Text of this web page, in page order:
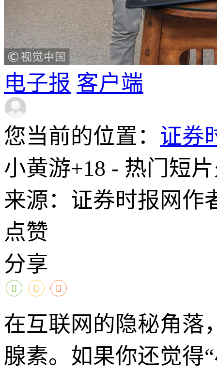
电子报 客户端
您当前的位置： 证券
小黄游+18 - 热门短
来源：证券时报网作
点赞
分享
在互联网的隐秘角落
腺素。如果你还觉得